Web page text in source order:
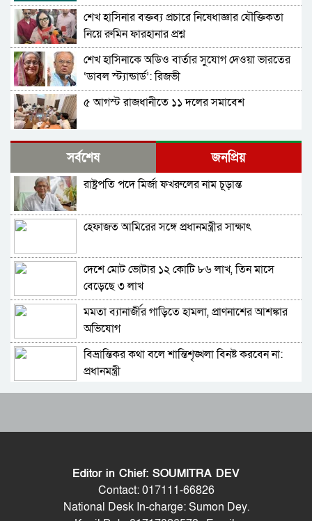
শেখ হাসিনার বক্তব্য প্রচারে নিষেধাজ্ঞার যৌক্তিকতা
নিয়ে রুমিন ফারহানার প্রশ্ন
শেখ হাসিনাকে অডিও বার্তার সুযোগ দেওয়া ভারতের
‘ডাবল স্ট্যান্ডার্ড’: রিজভী
৫ আগস্ট রাজধানীতে ১১ দলের সমাবেশ
শেখ হাসিনার সঙ্গে সংবাদ সম্মেলনে থাকছেন সজীব
ওয়াজেদ জয়
ক্ষমতাচ্যুতির দুই বছর: ৫ অগাস্ট ‘ভার্চুয়ালি সামনে
১১ দলের লিয়াজোঁ কমিটির বৈঠক, ৫ আগস্ট সমাবেশ
হাতকড়া আমাদের কাছে নববধূর চুড়ির মতো: কাদের
সিদ্দিকী
শাপলা চত্বর ‘গণহত্যা’ মামলায় লতিফ সিদ্দিকী গ্রেপ্তার
চুনারুঘাটের হত্যাচেষ্টা মামলায় ব্যারিস্টার সুমনের
জামিন
শেখ হাসিনা ডিসেম্বরে দেশে ফেরার যে সিদ্ধান্ত
নিয়েছেন, সেই ঘোষণাকে স্বাগত জানাই: জি এম কাদের
সর্বশেষ জনপ্রিয়
রাষ্ট্রপতি পদে মির্জা ফখরুলের নাম চূড়ান্ত
হেফাজত আমিরের সঙ্গে প্রধানমন্ত্রীর সাক্ষাৎ
দেশে মোট ভোটার ১২ কোটি ৮৬ লাখ, তিন মাসে
বেড়েছে ৩ লাখ
মমতা ব্যানার্জীর গাড়িতে হামলা, প্রাণনাশের আশঙ্কার
অভিযোগ
বিভ্রান্তিকর কথা বলে শান্তিশৃঙ্খলা বিনষ্ট করবেন না:
প্রধানমন্ত্রী
যুক্তরাষ্ট্রের সঙ্গে সমঝোতায় পৌঁছানোর এখনই ‘সেরা
ভারতের প্রধানমন্ত্রী নরেন্দ্র মোদির সঙ্গে ফোনে কথা
জেডি ভ্যান্সের, গভীর হচ্ছে ভারত-যুক্তরাষ্ট্র সম্পর্ক
Editor in Chief: SOUMITRA DEV
Contact: 017111-66826
National Desk In-charge: Sumon Dey.